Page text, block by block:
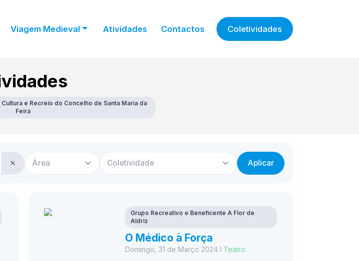
Viagem Medieval Atividades Contactos Coletividades
e Recreio do Concelho de Santa Maria da
Feira
Área Coletividade Aplicar
Grupo Recreativo e Beneficente A Flor de
Aldriz
O Médico à Força
Domingo, 31 de Março 2024 I Teatro